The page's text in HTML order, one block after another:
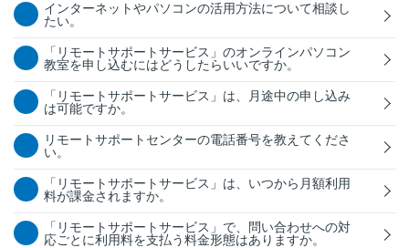
インターネットやパソコンの活用方法について相談し
たい。
「リモートサポートサービス」のオンラインパソコン
教室を申し込むにはどうしたらいいですか。
「リモートサポートサービス」は、月途中の申し込み
は可能ですか。
リモートサポートセンターの電話番号を教えてくださ
い。
「リモートサポートサービス」は、いつから月額利用
料が課金されますか。
「リモートサポートサービス」で、問い合わせへの対
応ごとに利用料を支払う料金形態はありますか。